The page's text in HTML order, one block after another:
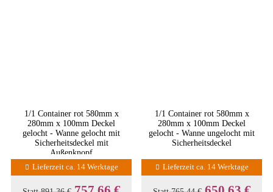
1/1 Container rot 580mm x
280mm x 100mm Deckel
gelocht - Wanne gelocht mit
Sicherheitsdeckel mit
Außenknopf
Lieferzeit ca. 14 Werktage
1/1 Container rot 580mm x
280mm x 100mm Deckel
gelocht - Wanne ungelocht mit
Sicherheitsdeckel
Lieferzeit ca. 14 Werktage